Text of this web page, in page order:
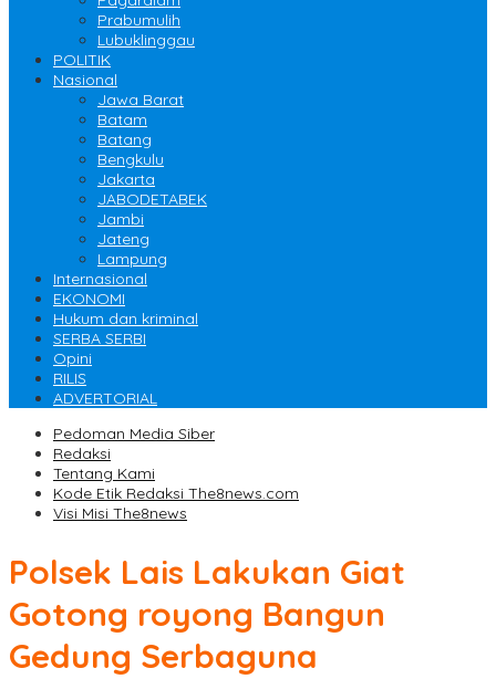
Prabumulih
Lubuklinggau
POLITIK
Nasional
Jawa Barat
Batam
Batang
Bengkulu
Jakarta
JABODETABEK
Jambi
Jateng
Lampung
Internasional
EKONOMI
Hukum dan kriminal
SERBA SERBI
Opini
RILIS
ADVERTORIAL
Pedoman Media Siber
Redaksi
Tentang Kami
Kode Etik Redaksi The8news.com
Visi Misi The8news
Polsek Lais Lakukan Giat
Gotong royong Bangun
Gedung Serbaguna